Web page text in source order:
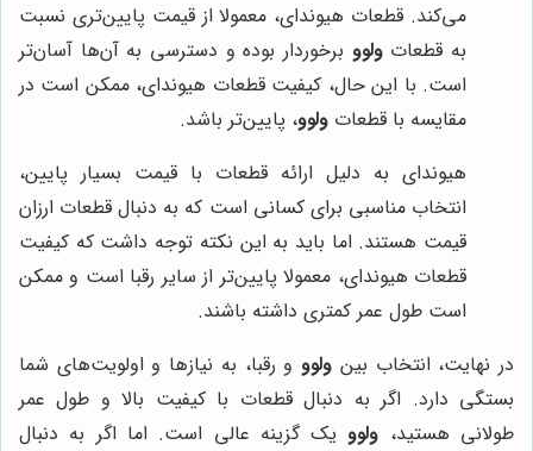
می‌کند. قطعات هیوندای، معمولا از قیمت پایین‌تری نسبت
به قطعاتولوو برخوردار بوده و دسترسی به آن‌ها آسان‌تر
است. با این حال، کیفیت قطعات هیوندای، ممکن است در
مقایسه با قطعات ولوو، پایین‌تر باشد.
هیوندای به دلیل ارائه قطعات با قیمت بسیار پایین،
انتخاب مناسبی برای کسانی است که به دنبال قطعات ارزان
قیمت هستند. اما باید به این نکته توجه داشت که کیفیت
قطعات هیوندای، معمولا پایین‌تر از سایر رقبا است و ممکن
است طول عمر کمتری داشته باشند.
در نهایت، انتخاب بین ولووو رقبا، به نیازها و اولویت‌های شما
بستگی دارد. اگر به دنبال قطعات با کیفیت بالا و طول عمر
طولانی هستید، ولوویک گزینه عالی است. اما اگر به دنبال